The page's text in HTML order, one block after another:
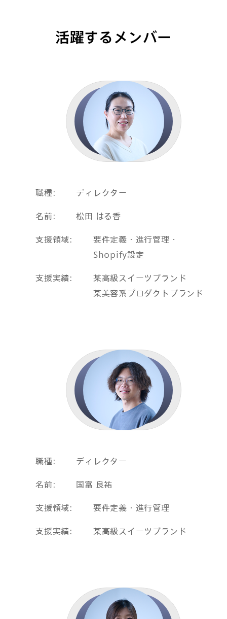
活躍するメンバー
職種 ディレクター
名前 松田 はる香
支援領域
要件定義・進行管理・
Shopify設定
支援実績
某高級スイーツブランド
某美容系プロダクトブランド
職種 ディレクター
名前 国富 良祐
支援領域 要件定義・進行管理
支援実績 某高級スイーツブランド